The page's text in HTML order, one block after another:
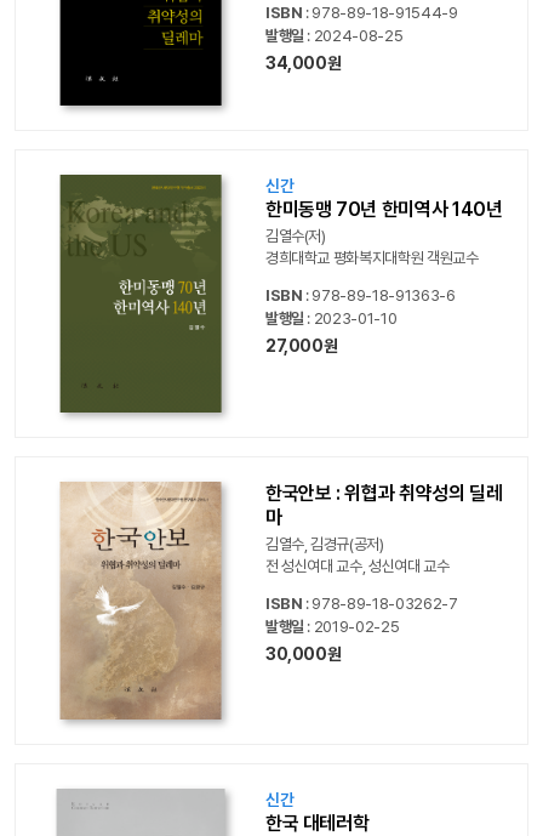
ISBN : 978-89-18-91544-9
발행일 : 2024-08-25
34,000원
신간
한미동맹 70년 한미역사 140년
김열수(저)
경희대학교 평화복지대학원 객원교수
ISBN : 978-89-18-91363-6
발행일 : 2023-01-10
27,000원
한국안보 : 위협과 취약성의 딜레
마
김열수, 김경규(공저)
전 성신여대 교수, 성신여대 교수
ISBN : 978-89-18-03262-7
발행일 : 2019-02-25
30,000원
신간
한국 대테러학